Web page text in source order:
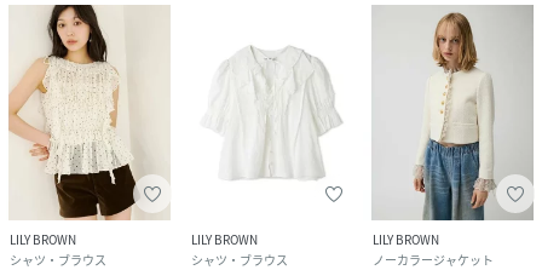
LILY BROWN
シャツ・ブラウス
LILY BROWN
シャツ・ブラウス
LILY BROWN
ノーカラージャケット